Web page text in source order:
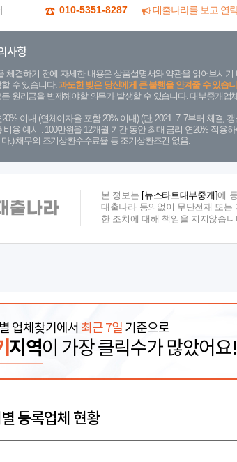
010-5351-8287 대출나라를 보고 연
사항
체결하기 전에 자세한 내용은 상품설명서와 약관을 읽어보시
할 수 있습니다.과도한 빚은 당신에게 큰 불행을 안겨줄 수 있습
원리금을 변제해야할 의무가 발생할 수 있습니다. 대부중개
이내 (연체이자율 포함 20% 이내) (단, 2021. 7. 7부터 체결,
비용 예시 : 100만원을 12개월 기간 동안 최대 금리 연20% 적용
.) 채무의 조기상환수수료율 등 조기상환조건 없음.
본 정보는 [뉴스타트대부중개]에
대출나라 동의없이 무단전재 또
한 조치에 대해 책임을 지지않습니
업체찾기에서 최근 7일 기준으로
지역이 가장 클릭수가 많았어요!
등록업체 현황